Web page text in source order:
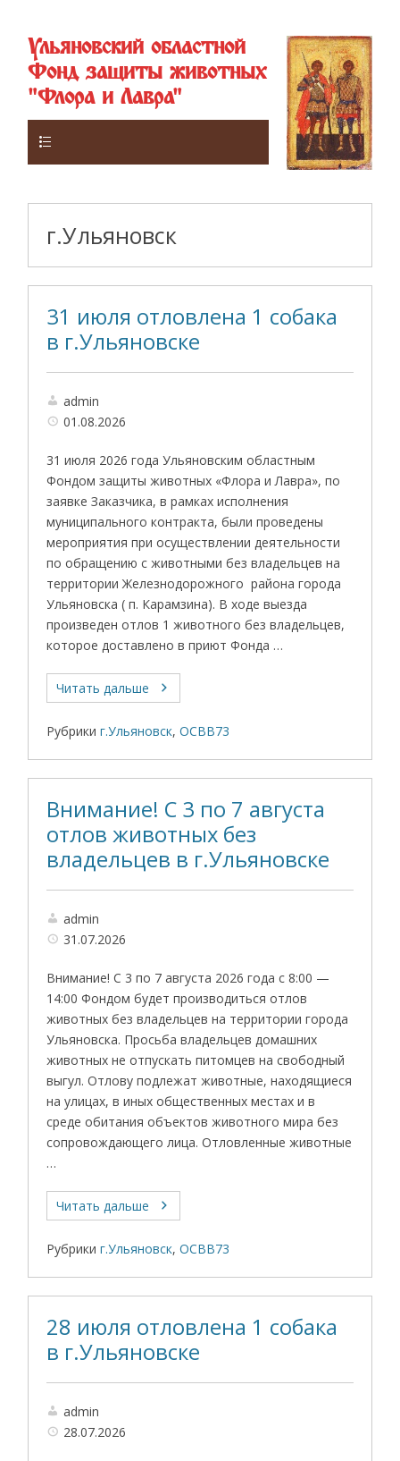
Ульяновский областной
Фонд защиты животных
"Флора и Лавра"
г.Ульяновск
31 июля отловлена 1 собака
в г.Ульяновске
admin
01.08.2026
31 июля 2026 года Ульяновским областным
Фондом защиты животных «Флора и Лавра», по
заявке Заказчика, в рамках исполнения
муниципального контракта, были проведены
мероприятия при осуществлении деятельности
по обращению с животными без владельцев на
территории Железнодорожного района города
Ульяновска ( п. Карамзина). В ходе выезда
произведен отлов 1 животного без владельцев,
которое доставлено в приют Фонда …
Читать дальше
Рубрики г.Ульяновск,ОСВВ73
Внимание! С 3 по 7 августа
отлов животных без
владельцев в г.Ульяновске
admin
31.07.2026
Внимание! С 3 по 7 августа 2026 года с 8:00 —
14:00 Фондом будет производиться отлов
животных без владельцев на территории города
Ульяновска. Просьба владельцев домашних
животных не отпускать питомцев на свободный
выгул. Отлову подлежат животные, находящиеся
на улицах, в иных общественных местах и в
среде обитания объектов животного мира без
сопровождающего лица. Отловленные животные
…
Читать дальше
Рубрики г.Ульяновск,ОСВВ73
28 июля отловлена 1 собака
в г.Ульяновске
admin
28.07.2026